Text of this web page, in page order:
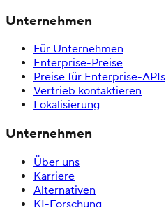
Unternehmen
Für Unternehmen
Enterprise-Preise
Preise für Enterprise-APIs
Vertrieb kontaktieren
Lokalisierung
Unternehmen
Über uns
Karriere
Alternativen
KI-Forschung